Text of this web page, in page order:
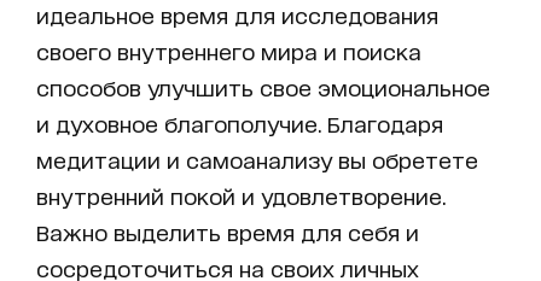
идеальное время для исследования
своего внутреннего мира и поиска
способов улучшить свое эмоциональное
и духовное благополучие. Благодаря
медитации и самоанализу вы обретете
внутренний покой и удовлетворение.
Важно выделить время для себя и
сосредоточиться на своих личных